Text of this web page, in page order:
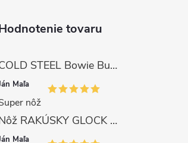
tovaru
COLD STEEL Bowie Bushman (SK-5)
Maľa
nôž
Nôž RAKÚSKY GLOCK SURVIVAL 81 s pílkou ZELENÝ
Maľa